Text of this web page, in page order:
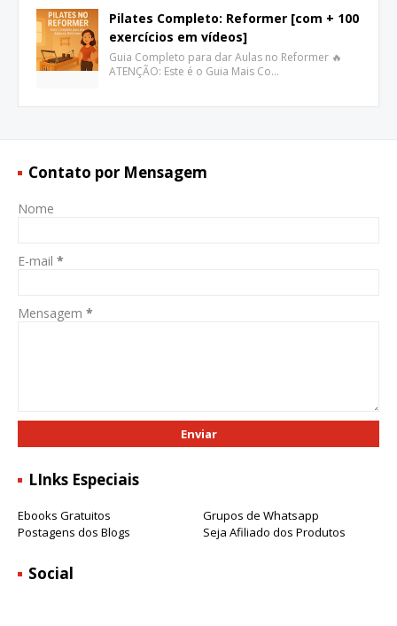
Pilates Completo: Reformer [com + 100
exercícios em vídeos]
Guia Completo para dar Aulas no Reformer 🔥
ATENÇÃO: Este é o Guia Mais Co…
Contato por Mensagem
Nome
E-mail *
Mensagem *
LInks Especiais
Ebooks Gratuitos
Grupos de Whatsapp
Postagens dos Blogs
Seja Afiliado dos Produtos
Social